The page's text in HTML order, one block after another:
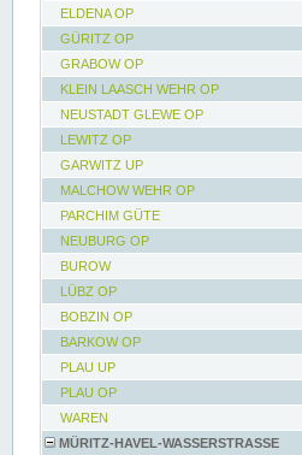
ELDENA OP
GÜRITZ OP
GRABOW OP
KLEIN LAASCH WEHR OP
NEUSTADT GLEWE OP
LEWITZ OP
GARWITZ UP
MALCHOW WEHR OP
PARCHIM GÜTE
NEUBURG OP
BUROW
LÜBZ OP
BOBZIN OP
BARKOW OP
PLAU UP
PLAU OP
WAREN
MÜRITZ-HAVEL-WASSERSTRASSE